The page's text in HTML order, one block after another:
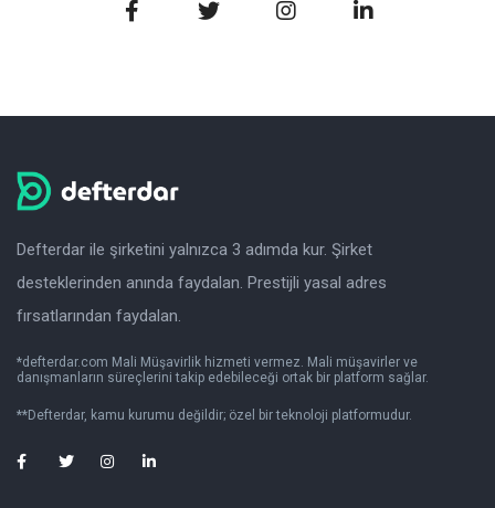
Defterdar ile şirketini yalnızca 3 adımda kur. Şirket
desteklerinden anında faydalan. Prestijli yasal adres
fırsatlarından faydalan.
*defterdar.com Mali Müşavirlik hizmeti vermez. Mali müşavirler ve
danışmanların süreçlerini takip edebileceği ortak bir platform sağlar.
**Defterdar, kamu kurumu değildir; özel bir teknoloji platformudur.